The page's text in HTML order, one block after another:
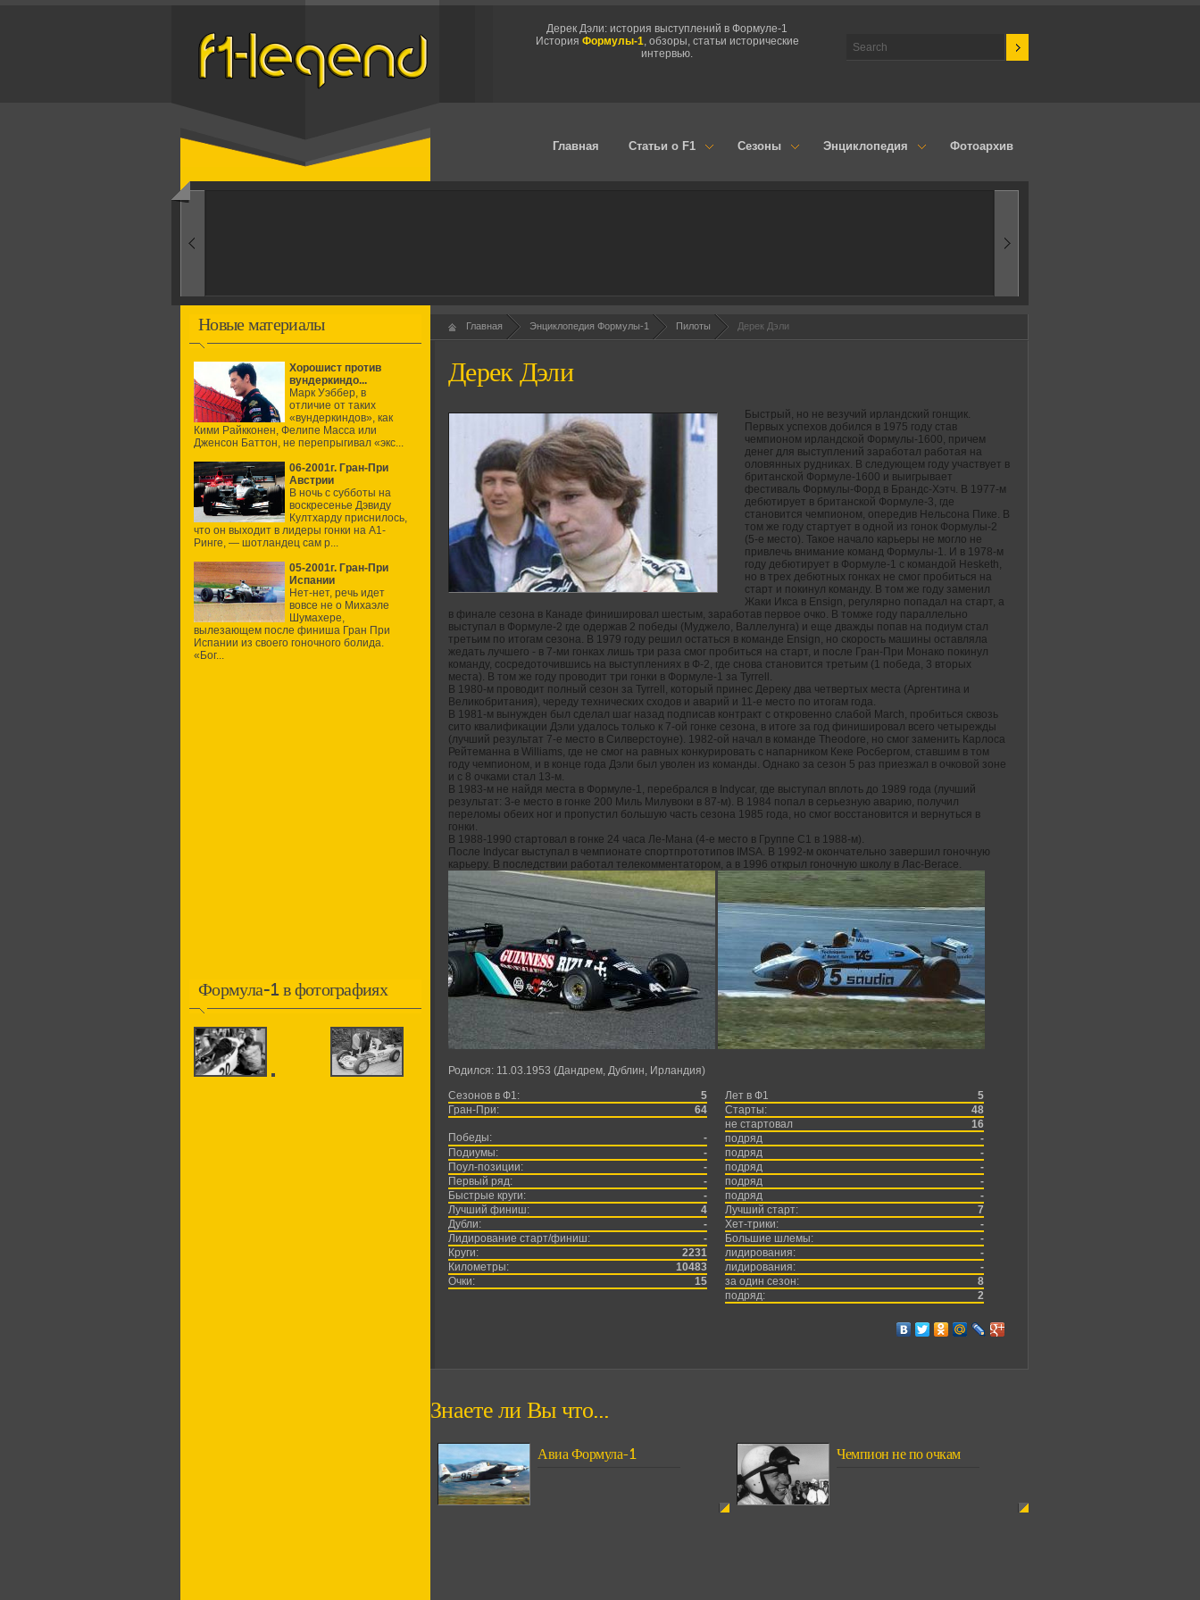
Дерек Дэли: история выступлений в Формуле-1
История Формулы-1, обзоры, статьи исторические
интервью.
Главная Статьи о F1 Сезоны Энциклопедия Фотоархив
1960-ые
Новые материалы
Хорошист против
вундеркиндо...
Марк Уэббер, в
отличие от таких
«вундеркиндов», как
Кими Райкконен, Фелипе Масса или
Дженсон Баттон, не перепрыгивал «экс...
06-2001г. Гран-При
Австрии
В ночь с субботы на
воскресенье Дэвиду
Култхарду приснилось,
что он выходит в лидеры гонки на А1-
Ринге, — шотландец сам р...
05-2001г. Гран-При
Испании
Нет-нет, речь идет
вовсе не о Михаэле
Шумахере,
вылезающем после финиша Гран При
Испании из своего гоночного болида.
«Бог...
Формула-1 в фотографиях
Главная Энциклопедия Формулы-1 Пилоты Дерек Дэли
Дерек Дэли
Быстрый, но не везучий ирландский гонщик.
Первых успехов добился в 1975 году став
чемпионом ирландской Формулы-1600, причем
денег для выступлений заработал работая на
оловянных рудниках. В следующем году участвует в
британской Формуле-1600 и выигрывает
фестиваль Формулы-Форд в Брандс-Хэтч. В 1977-м
дебютирует в британской Формуле-3, где
становится чемпионом, опередив Нельсона Пике. В
том же году стартует в одной из гонок Формулы-2
(5-е место). Такое начало карьеры не могло не
привлечь внимание команд Формулы-1. И в 1978-м
году дебютирует в Формуле-1 с командой Hesketh,
но в трех дебютных гонках не смог пробиться на
старт и покинул команду. В том же году заменил
Жаки Икса в Ensign, регулярно попадал на старт, а
в финале сезона в Канаде финишировал шестым, заработав первое очко. В томже году параллельно
выступал в Формуле-2 где одержав 2 победы (Муджело, Валлелунга) и еще дважды попав на подиум стал
третьим по итогам сезона. В 1979 году решил остаться в команде Ensign, но скорость машины оставляла
жедать лучшего - в 7-ми гонках лишь три раза смог пробиться на старт, и после Гран-При Монако покинул
команду, сосредоточившись на выступлениях в Ф-2, где снова становится третьим (1 победа, 3 вторых
места). В том же году проводит три гонки в Формуле-1 за Tyrrell.
В 1980-м проводит полный сезон за Tyrrell, который принес Дереку два четвертых места (Аргентина и
Великобритания), череду технических сходов и аварий и 11-е место по итогам года.
В 1981-м вынужден был сделал шаг назад подписав контракт с откровенно слабой March, пробиться сквозь
сито квалификации Дэли удалось только к 7-ой гонке сезона, в итоге за год финишировал всего четырежды
(лучший результат 7-е место в Силверстоуне). 1982-ой начал в команде Theodore, но смог заменить Карлоса
Рейтеманна в Williams, где не смог на равных конкурировать с напарником Кеке Росбергом, ставшим в том
году чемпионом, и в конце года Дэли был уволен из команды. Однако за сезон 5 раз приезжал в очковой зоне
и с 8 очками стал 13-м.
В 1983-м не найдя места в Формуле-1, перебрался в Indycar, где выступал вплоть до 1989 года (лучший
результат: 3-е место в гонке 200 Миль Милувоки в 87-м). В 1984 попал в серьезную аварию, получил
переломы обеих ног и пропустил большую часть сезона 1985 года, но смог восстановится и вернуться в
гонки.
В 1988-1990 стартовал в гонке 24 часа Ле-Мана (4-е место в Группе С1 в 1988-м).
После Indycar выступал в чемпионате спортпрототипов IMSA. В 1992-м окончательно завершил гоночную
карьеру. В последствии работал телекомментатором, а в 1996 открыл гоночную школу в Лас-Вегасе.
Родился: 11.03.1953 (Дандрем, Дублин, Ирландия)
Сезонов в Ф1:
5 Лет в Ф1
5
Гран-При:
64 Старты:
48
не стартовал
16
Победы:
- подряд
-
Подиумы:
- подряд
-
Поул-позиции:
- подряд
-
Первый ряд:
- подряд
-
Быстрые круги:
- подряд
-
Лучший финиш:
4 Лучший старт:
7
Дубли:
- Хет-трики:
-
Лидирование старт/финиш:
- Большие шлемы:
-
Круги:
2231 лидирования:
-
Километры:
10483 лидирования:
-
Очки:
15 за один сезон:
8
подряд:
2
Знаете ли Вы что...
Авиа Формула-1 Чемпион не по очкам